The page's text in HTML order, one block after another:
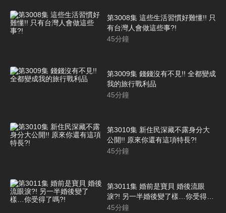
第3008集 這些生活習慣好難懂!! 只
有台灣人會做這些事?!
45分鐘
第3009集 錢錢沒有不見!! 全都變成
我的旅行戰利品
45分鐘
第3010集 新住民深藏不露身分大
公開!! 原來你還有這項特長?!
45分鐘
第3011集 婚前是寶貝 婚後流眼
淚?! 另一半婚後變了樣…你受得了
嗎?!
45分鐘